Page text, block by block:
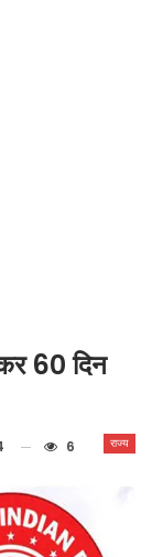
60 दिन
राज्य
6